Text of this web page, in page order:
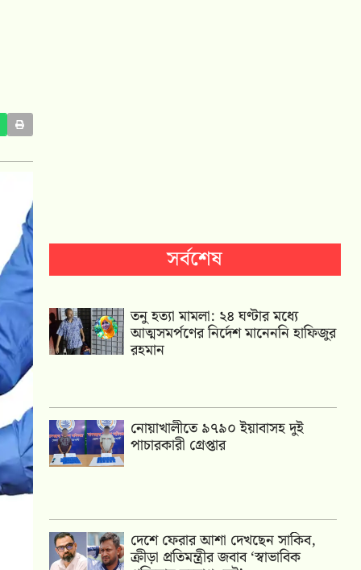
সর্বশেষ
তনু হত্যা মামলা: ২৪ ঘণ্টার মধ্যে
আত্মসমর্পণের নির্দেশ মানেননি হাফিজুর
রহমান
নোয়াখালীতে ৯৭৯০ ইয়াবাসহ দুই
পাচারকারী গ্রেপ্তার
দেশে ফেরার আশা দেখছেন সাকিব,
ক্রীড়া প্রতিমন্ত্রীর জবাব ‘স্বাভাবিক